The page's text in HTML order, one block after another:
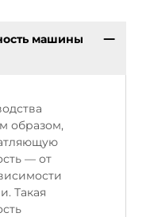
машины
образом,
— от
Такая